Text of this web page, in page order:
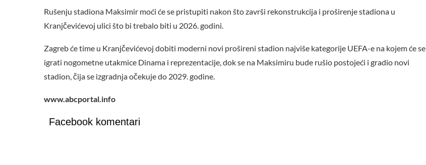
Rušenju stadiona Maksimir moći će se pristupiti nakon što završi rekonstrukcija i proširenje stadiona u
Kranjčevićevoj ulici što bi trebalo biti u 2026. godini.
Zagreb će time u Kranjčevićevoj dobiti moderni novi prošireni stadion najviše kategorije UEFA-e na kojem će se
igrati nogometne utakmice Dinama i reprezentacije, dok se na Maksimiru bude rušio postojeći i gradio novi
stadion, čija se izgradnja očekuje do 2029. godine.
www.abcportal.info
Facebook komentari